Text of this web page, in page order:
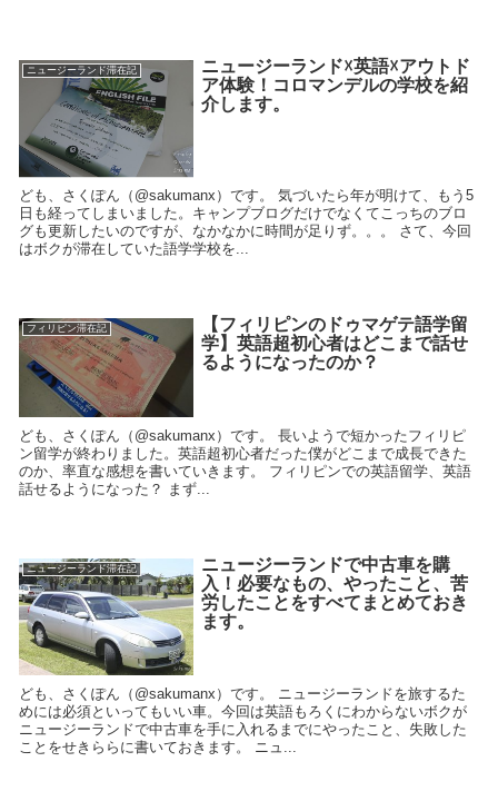
ニュージーランド滞在記
ニュージーランド☓英語☓アウトド
ア体験！コロマンデルの学校を紹
介します。
ども、さくぽん（@sakumanx）です。 気づいたら年が明けて、もう5
日も経ってしまいました。キャンプブログだけでなくてこっちのブロ
グも更新したいのですが、なかなかに時間が足りず。。。 さて、今回
はボクが滞在していた語学学校を...
フィリピン滞在記
【フィリピンのドゥマゲテ語学留
学】英語超初心者はどこまで話せ
るようになったのか？
ども、さくぽん（@sakumanx）です。 長いようで短かったフィリピ
ン留学が終わりました。英語超初心者だった僕がどこまで成長できた
のか、率直な感想を書いていきます。 フィリピンでの英語留学、英語
話せるようになった？ まず...
ニュージーランド滞在記
ニュージーランドで中古車を購
入！必要なもの、やったこと、苦
労したことをすべてまとめておき
ます。
ども、さくぽん（@sakumanx）です。 ニュージーランドを旅するた
めには必須といってもいい車。今回は英語もろくにわからないボクが
ニュージーランドで中古車を手に入れるまでにやったこと、失敗した
ことをせきららに書いておきます。 ニュ...